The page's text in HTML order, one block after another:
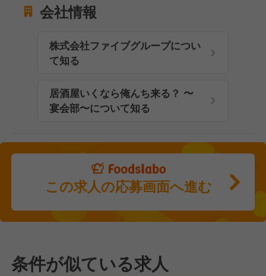
会社情報
株式会社ファイブグループについ
て知る
居酒屋いくなら俺んち来る？ 〜
宴会部〜について知る
この求人の応募画面へ進む
条件が似ている求人